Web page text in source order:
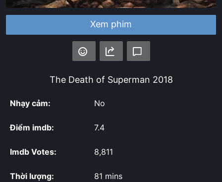
Xem phim
The Death of Superman 2018
Nhạy cảm: No
Điểm imdb: 7.4
Imdb Votes: 8,811
Thời lượng: 81 mins